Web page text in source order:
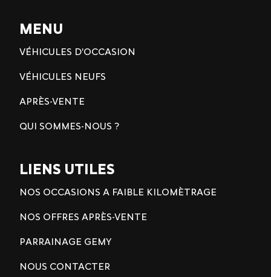
MENU
VÉHICULES D'OCCASION
VÉHICULES NEUFS
APRÈS-VENTE
QUI SOMMES-NOUS ?
LIENS UTILES
NOS OCCASIONS A FAIBLE KILOMÈTRAGE
NOS OFFRES APRÈS-VENTE
PARRAINAGE GEMY
NOUS CONTACTER